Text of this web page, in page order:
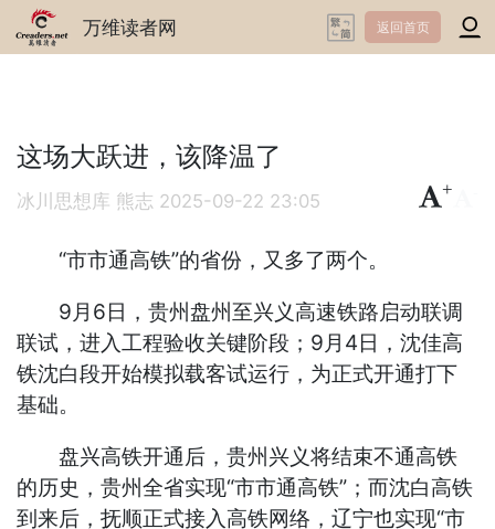
万维读者网 返回首页
这场大跃进，该降温了
冰川思想库 熊志 2025-09-22 23:05
+
“市市通高铁”的省份，又多了两个。
9月6日，贵州盘州至兴义高速铁路启动联调
联试，进入工程验收关键阶段；9月4日，沈佳高
铁沈白段开始模拟载客试运行，为正式开通打下
基础。
盘兴高铁开通后，贵州兴义将结束不通高铁
的历史，贵州全省实现“市市通高铁”；而沈白高铁
到来后，抚顺正式接入高铁网络，辽宁也实现“市